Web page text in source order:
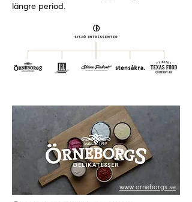
längre period.
www.orneborgs.se